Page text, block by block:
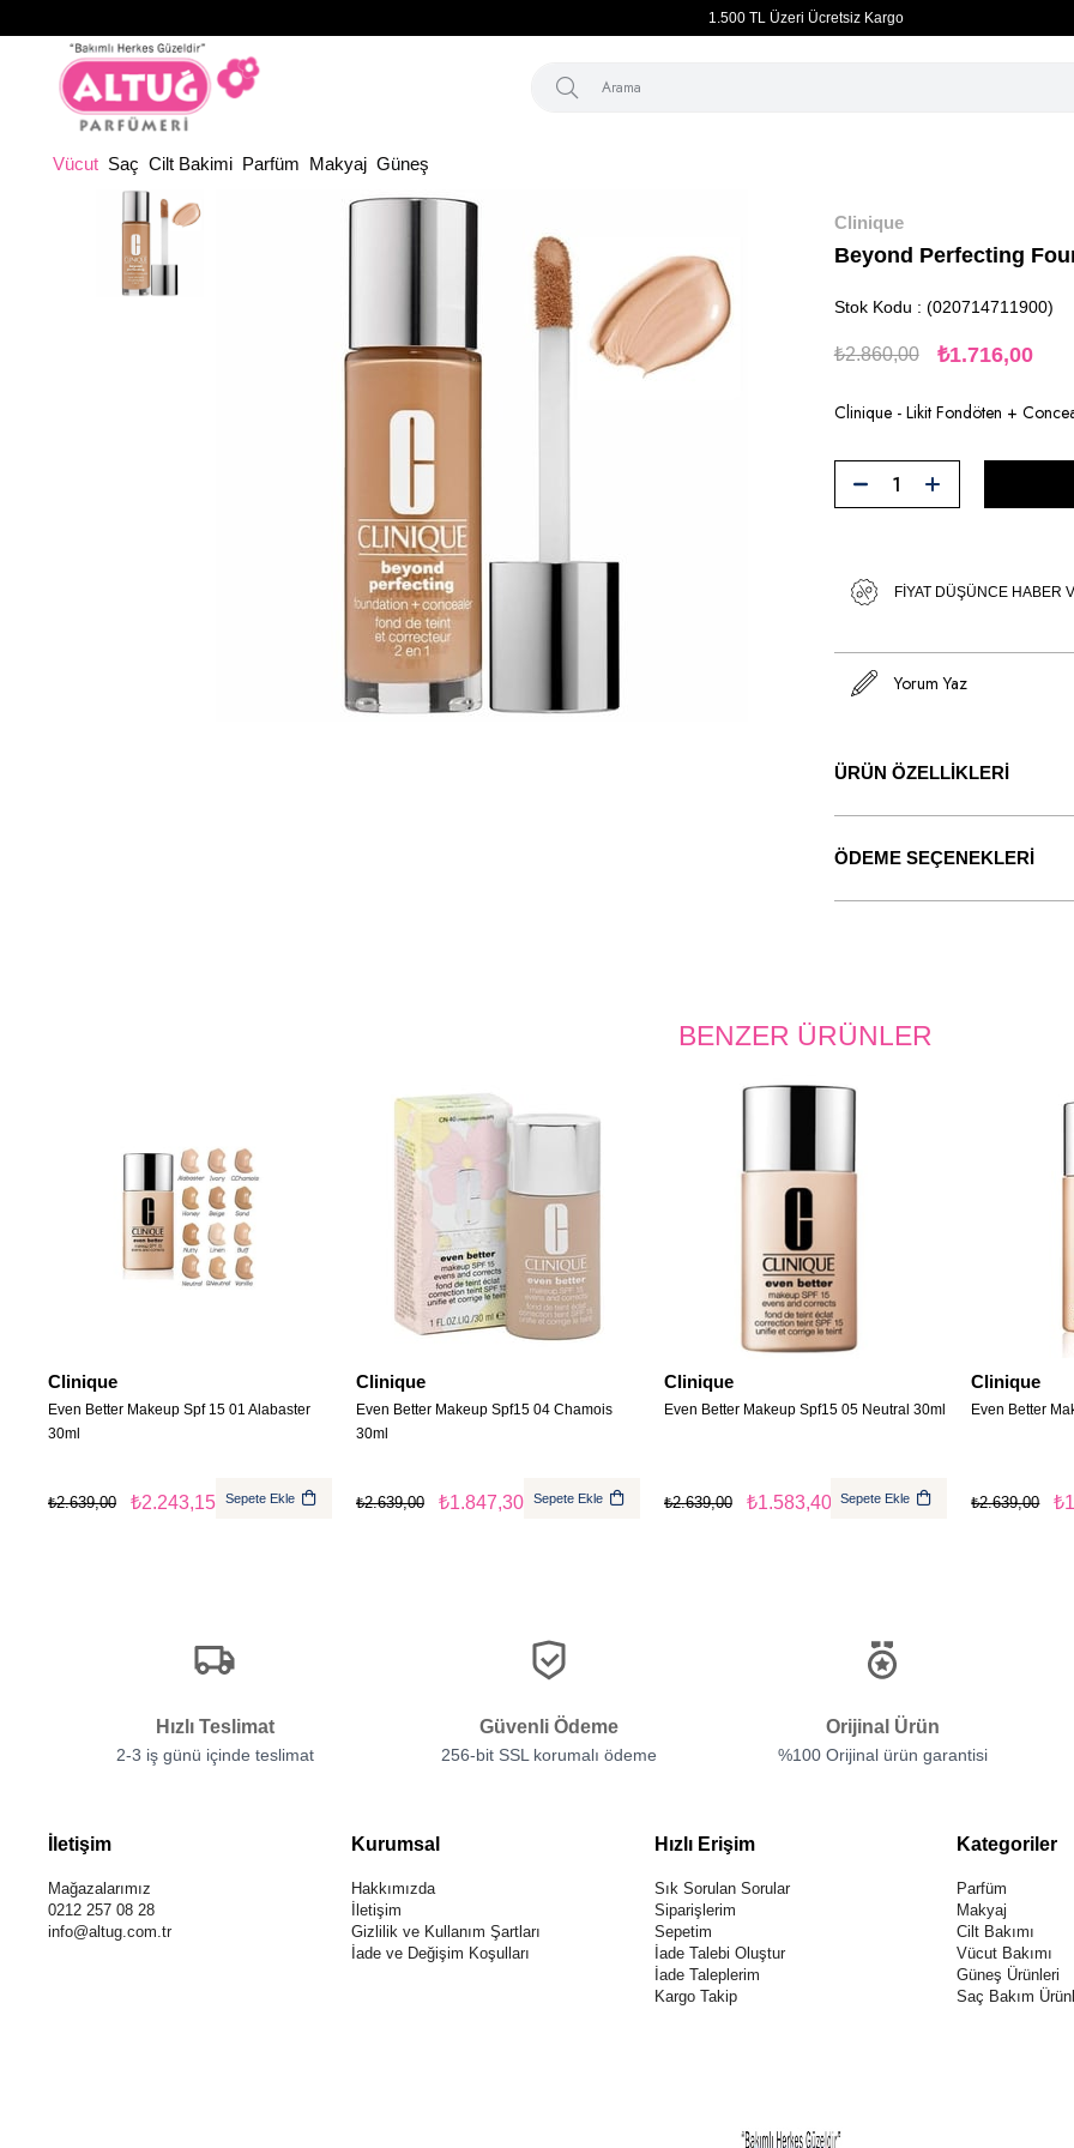
1.500 TL Üzeri Ücretsiz Kargo
Vücut Saç Cilt Bakimi Parfüm Makyaj Güneş
Beyond Perfecting
Clinique
Beyond Perfecting
Stok Kodu (020714711900)
₺2.860,00 ₺1.716,00
Clinique - Likit Fondöten +
FIYAT DÜŞÜNCE HABER
Yorum Yaz
ÜRÜN ÖZELLIKLERI
ÖDEME SEÇENEKLERI
BENZER ÜRÜNLER
Clinique
Even Better Makeup Spf 15 01 Alabaster
30ml
₺2.243,15
₺2.639,00 Sepete Ekle
Clinique
Even Better Makeup Spf15 04 Chamois
30ml
₺1.847,30
₺2.639,00 Sepete Ekle
Clinique
Even Better Makeup Spf15 05 Neutral 30ml
₺1.583,40
₺2.639,00 Sepete Ekle
Clinique
Even Better
₺2.639,00
Hızlı Teslimat
2-3 iş günü içinde teslimat
Güvenli Ödeme
256-bit SSL korumalı ödeme
Orijinal Ürün
%100 Orijinal ürün garantisi
İletişim
Mağazalarımız
0212 257 08 28
info@altug.com.tr
Kurumsal
Hakkımızda
İletişim
Gizlilik ve Kullanım Şartları
İade ve Değişim Koşulları
Hızlı Erişim
Sık Sorulan Sorular
Siparişlerim
Sepetim
İade Talebi Oluştur
İade Taleplerim
Kargo Takip
Kategoriler
Parfüm
Makyaj
Cilt Bakımı
Vücut Bakımı
Güneş Ürünleri
Saç Bakım